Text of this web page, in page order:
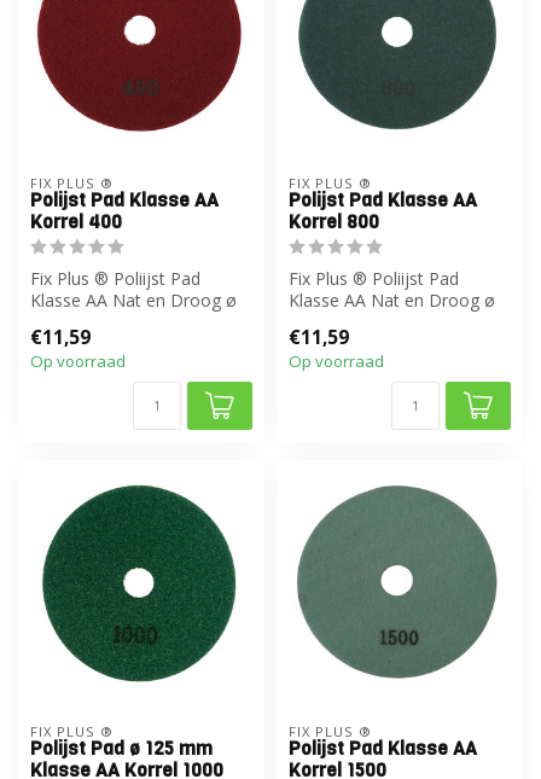
FIX PLUS ®
Polijst Pad Klasse AA
Korrel 400
Fix Plus ® Poliijst Pad
Klasse AA Nat en Droog ø
€11,59
Op voorraad
FIX PLUS ®
Polijst Pad Klasse AA
Korrel 800
Fix Plus ® Poliijst Pad
Klasse AA Nat en Droog ø
€11,59
Op voorraad
FIX PLUS ®
Polijst Pad ø 125 mm
Klasse AA Korrel 1000
FIX PLUS ®
Polijst Pad Klasse AA
Korrel 1500